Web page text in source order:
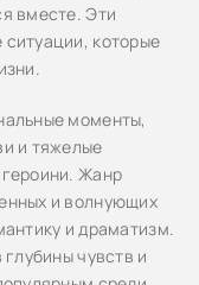
вместе. Эти
которые
моменты,
и тяжелые
Жанр
и волнующих
и драматизм.
чувств и